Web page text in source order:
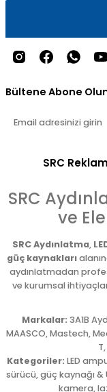
Bültene Abone
SRC
SRC
ve
SRC Aydınlatma,
güç kaynakları
aydınlatmadan
ve kurumsal
Markalar: 3A1B
MAASCO, Mastech,
Kategoriler: LED
sürücü, güç kaynağı
kamera,